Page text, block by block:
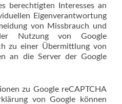
berechtigten Interesses an
Eigenverantwortung
von Missbrauch und
Nutzung von Google
zu einer Übermittlung von
an die Server der Google
zu Google reCAPTCHA
von Google können